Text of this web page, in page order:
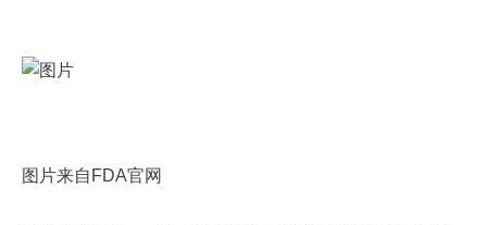
图片来自FDA官网